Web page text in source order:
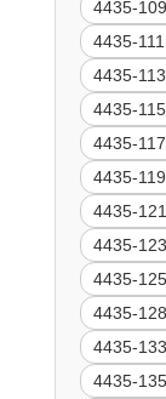
4435-
4435-
4435-
4435-
4435-
4435-
4435-
4435-
4435-
4435-
4435-
4435-